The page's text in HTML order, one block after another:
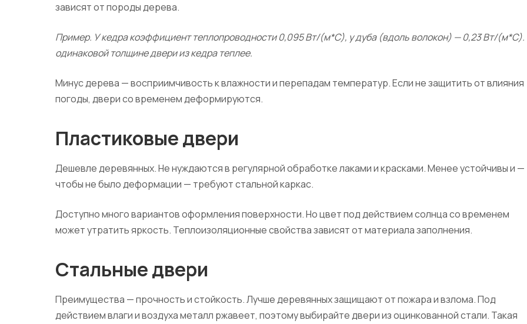
зависят от породы дерева.
Пример. У кедра коэффициент теплопроводности 0,095 Вт/(м*С), у дуба (вдоль волокон) — 0,23 Вт/
одинаковой толщине двери из кедра теплее.
Минус дерева — восприимчивость к влажности и перепадам температур. Если не защитить от влияния
погоды, двери со временем деформируются.
Пластиковые двери
Дешевле деревянных. Не нуждаются в регулярной обработке лаками и красками. Менее устойчивы и —
чтобы не было деформации — требуют стальной каркас.
Доступно много вариантов оформления поверхности. Но цвет под действием солнца со временем
может утратить яркость. Теплоизоляционные свойства зависят от материала заполнения.
Стальные двери
Преимущества — прочность и стойкость. Лучше деревянных защищают от пожара и взлома. Под
действием влаги и воздуха металл ржавеет, поэтому выбирайте двери из оцинкованной стали. Такая